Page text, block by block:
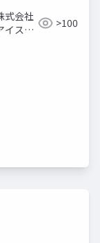
式会社
イスタ
>100